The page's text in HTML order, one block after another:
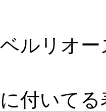
ルリオ
付いて